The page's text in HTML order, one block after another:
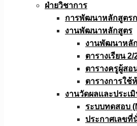
ฝ่ายวิชาการ
การพัฒนาหลักสูตร
งานพัฒนาหลักสูตร
งานพัฒนาหลั
ตารางเรียน 2/
ตารางครูผู้สอ
ตารางการใช้
งานวัดผลเเละประเ
ระบบทดสอบ
ประกาศเลขที่